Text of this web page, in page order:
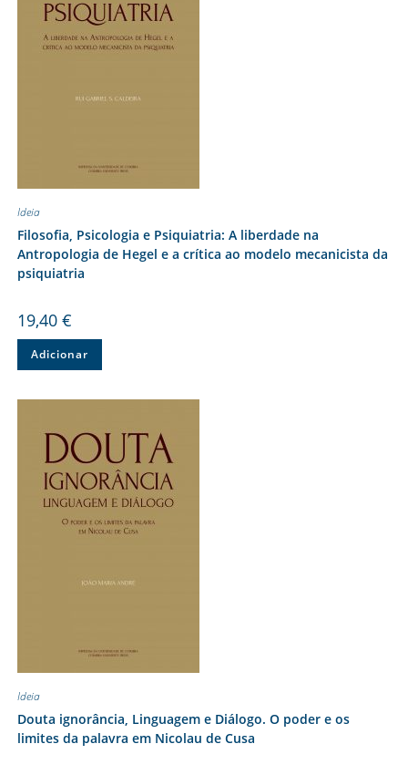
Ideia
Filosofia, Psicologia e Psiquiatria: A liberdade na
Antropologia de Hegel e a crítica ao modelo mecanicista da
psiquiatria
19,40 €
Adicionar
Ideia
Douta ignorância, Linguagem e Diálogo. O poder e os
limites da palavra em Nicolau de Cusa